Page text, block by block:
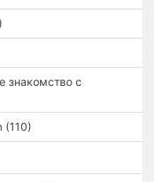
знакомство с
(110)